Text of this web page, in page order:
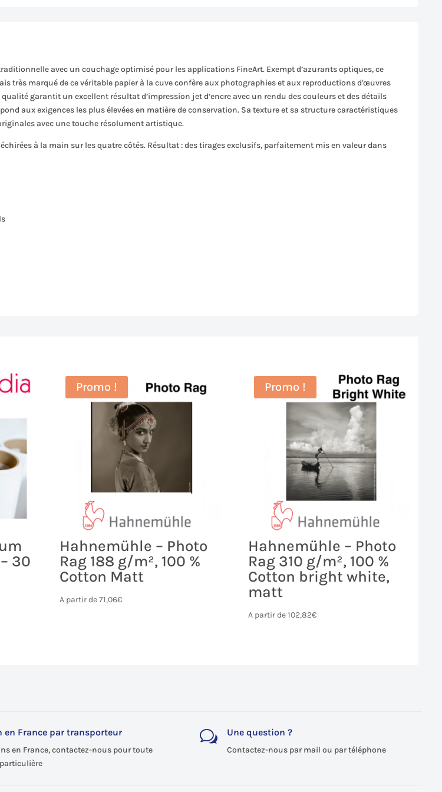
avec un couchage optimisé pour les applications FineArt. Exempt d’azurants optiques, ce
très marqué de ce véritable papier à la cuve confère aux photographies et aux reproductions d'œuvres
garantit un excellent résultat d’impression jet d’encre avec un rendu des couleurs et des détails
aux exigences les plus élevées en matière de conservation. Sa texture et sa structure caractéristiques
avec une touche résolument artistique.
à la main sur les quatre côtés. Résultat : des tirages exclusifs, parfaitement mis en valeur dans
30
Promo !
Hahnemühle – Photo
Rag 188 g/m², 100 %
Cotton Matt
A partir de71,06€
Promo !
Hahnemühle – Photo
Rag 310 g/m², 100 %
Cotton bright white,
matt
A partir de102,82€
en France par transporteur
en France, contactez-nous pour toute
w Une question ?
Contactez-nous par mail ou par téléphone